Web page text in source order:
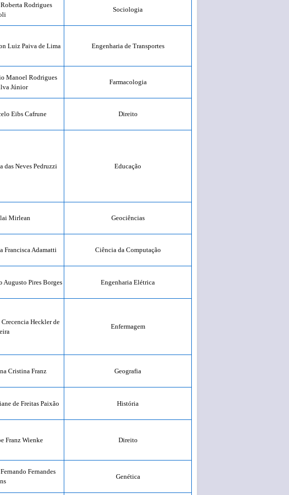
Rodrigues
Sociologia
Luiz Paiva de Lima Engenharia de Transportes
Manoel Rodrigues
Júnior
Farmacologia
Eibs Cafrune Direito
das Neves Pedruzzi Educação
Mirlean Geociências
Francisca Adamatti Ciência da Computação
Augusto Pires Borges Engenharia Elétrica
Heckler de
Enfermagem
Cristina Franz Geografia
de Freitas Paixão História
Franz Wienke Direito
Fernandes
Genética